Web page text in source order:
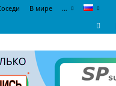
В мире …